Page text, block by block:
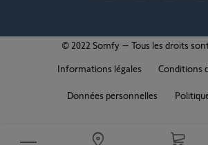
© 2022 Somfy – Tous les droits
Informations légales
Conditions
Données personnelles